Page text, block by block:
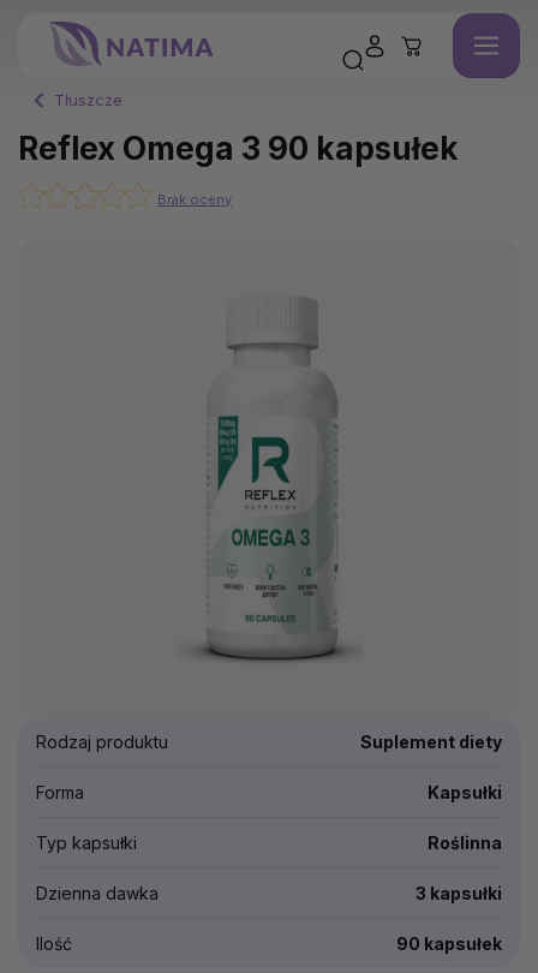
Tłuszcze
Reflex Omega 3 90 kapsułek
Brak oceny
Rodzaj produktu Suplement diety
Forma Kapsułki
Typ kapsułki Roślinna
Dzienna dawka 3 kapsułki
Ilość 90 kapsułek